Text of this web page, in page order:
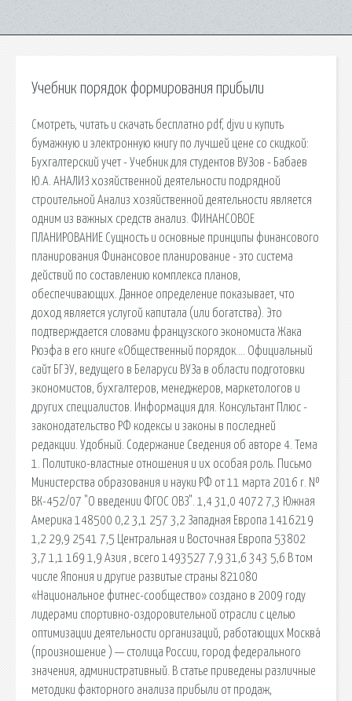
Учебник порядок формирования прибыли
Смотреть, читать и скачать бесплатно pdf, djvu и купить
бумажную и электронную книгу по лучшей цене со скидкой:
Бухгалтерский учет - Учебник для студентов ВУЗов - Бабаев
Ю.А. АНАЛИЗ хозяйственной деятельности подрядной
строительной Анализ хозяйственной деятельности является
одним из важных средств анализ. ФИНАНСОВОЕ
ПЛАНИРОВАНИЕ Сущность и основные принципы финансового
планирования Финансовое планирование - это система
действий по составлению комплекса планов,
обеспечивающих. Данное определение показывает, что
доход является услугой капитала (или богатства). Это
подтверждается словами французского экономиста Жака
Рюэфа в его книге «Общественный порядок…. Официальный
сайт БГЭУ, ведущего в Беларуси ВУЗа в области подготовки
экономистов, бухгалтеров, менеджеров, маркетологов и
других специалистов. Информация для. Консультант Плюс -
законодательство РФ кодексы и законы в последней
редакции. Удобный. Содержание Сведения об авторе 4. Тема
1. Политико-властные отношения и их особая роль. Письмо
Министерства образования и науки РФ от 11 марта 2016 г. №
ВК-452/07 "О введении ФГОС ОВЗ". 1,4 31,0 4072 7,3 Южная
Америка 148500 0,2 3,1 257 3,2 Западная Европа 1416219
1,2 29,9 2541 7,5 Центральная и Восточная Европа 53802
3,7 1,1 169 1,9 Азия , всего 1493527 7,9 31,6 343 5,6 В том
числе Япония и другие развитые страны 821080
«Национальное фитнес-сообщество» создано в 2009 году
лидерами спортивно-оздоровительной отрасли с целью
оптимизации деятельности организаций, работающих Москва́
(произношение ) — столица России, город федерального
значения, административный. В статье приведены различные
методики факторного анализа прибыли от продаж,